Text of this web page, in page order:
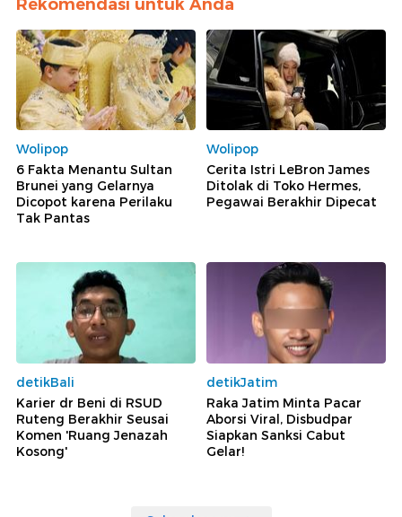
Rekomendasi untuk Anda
Wolipop
6 Fakta Menantu Sultan
Brunei yang Gelarnya
Dicopot karena Perilaku
Tak Pantas
Wolipop
Cerita Istri LeBron James
Ditolak di Toko Hermes,
Pegawai Berakhir Dipecat
detikBali
Karier dr Beni di RSUD
Ruteng Berakhir Seusai
Komen 'Ruang Jenazah
Kosong'
detikJatim
Raka Jatim Minta Pacar
Aborsi Viral, Disbudpar
Siapkan Sanksi Cabut
Gelar!